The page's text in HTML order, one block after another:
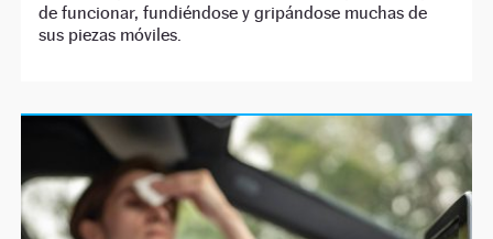
de funcionar, fundiéndose y gripándose muchas de
sus piezas móviles.